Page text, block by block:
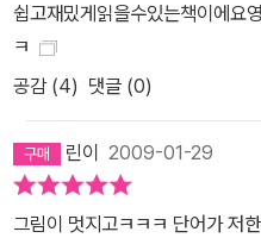
쉽고재밌게읽을수있는책이에요
ㅋ
공감 (4) 댓글 (0)
린이 2009-01-29
그림이 멋지고ㅋㅋㅋ 단어가 저